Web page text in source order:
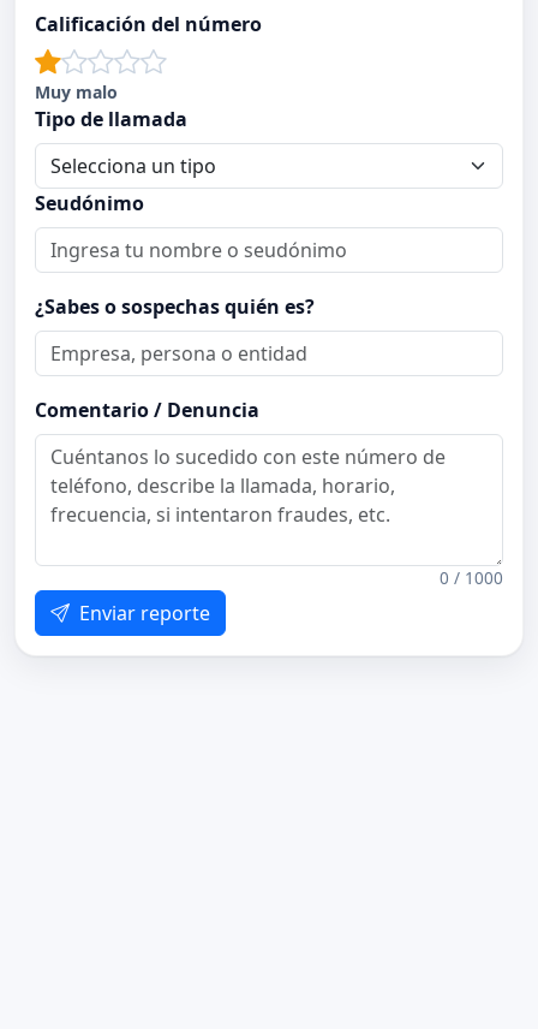
Calificación del número
Muy malo
Tipo de llamada
Seudónimo
¿Sabes o sospechas quién es?
Comentario / Denuncia
0 / 1000
Enviar reporte